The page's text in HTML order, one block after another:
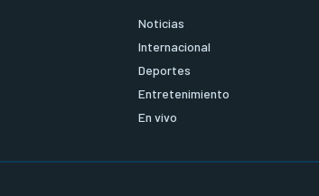
Noticias
Internacional
Deportes
Entretenimiento
En vivo